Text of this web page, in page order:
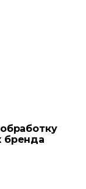
бренда